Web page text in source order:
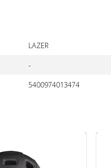
LAZER
-
5400974013474